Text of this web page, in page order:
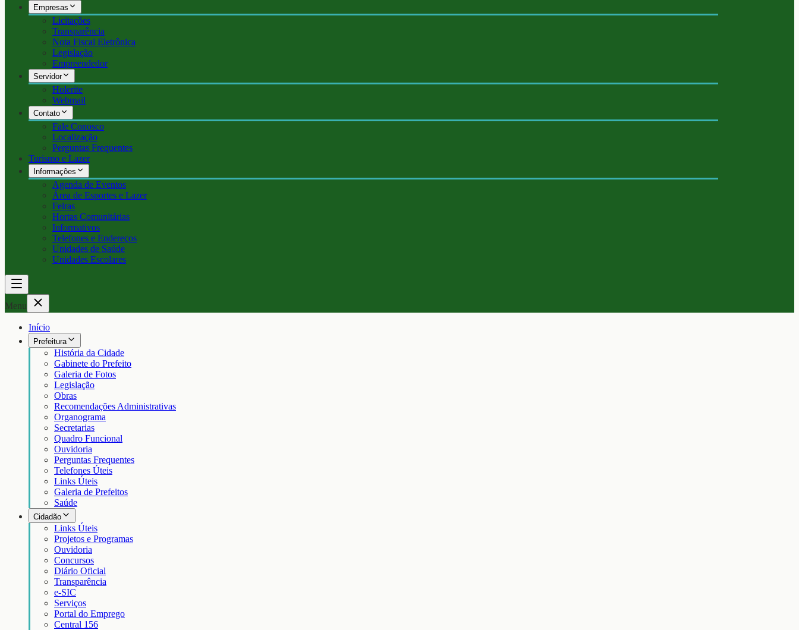
Empresas
Licitações
Transparência
Nota Fiscal Eletrônica
Legislação
Empreendedor
Servidor
Holerite
Webmail
Contato
Fale Conosco
Localização
Perguntas Frequentes
Turismo e Lazer
Informações
Agenda de Eventos
Área de Esportes e Lazer
Feiras
Hortas Comunitárias
Informativos
Telefones e Endereços
Unidades de Saúde
Unidades Escolares
Menu
Início
Prefeitura
História da Cidade
Gabinete do Prefeito
Galeria de Fotos
Legislação
Obras
Recomendações Administrativas
Organograma
Secretarias
Quadro Funcional
Ouvidoria
Perguntas Frequentes
Telefones Úteis
Links Úteis
Galeria de Prefeitos
Saúde
Cidadão
Links Úteis
Projetos e Programas
Ouvidoria
Concursos
Diário Oficial
Transparência
e-SIC
Serviços
Portal do Emprego
Central 156